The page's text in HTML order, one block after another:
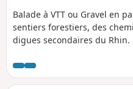
Balade à VTT ou Gravel en
sentiers forestiers, des
digues secondaires du Rhin.
différentes rivières, l’Ill, côté
côté allemand (Altrheinarm,